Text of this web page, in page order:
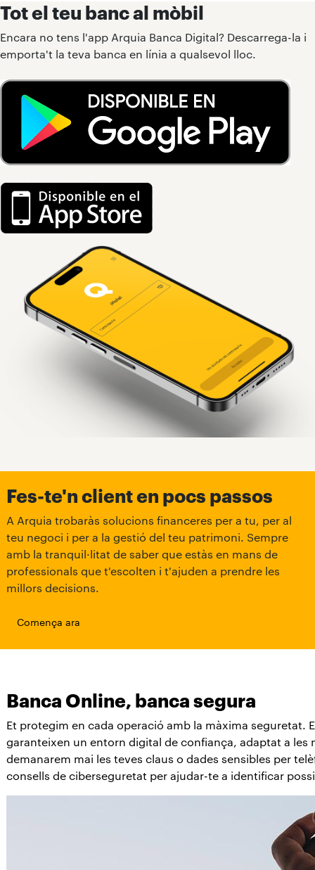
Tot el teu banc al mòbil
Encara no tens l'app Arquia Banca Digital? Descarrega-la i
emporta't la teva banca en línia a qualsevol lloc.
Fes-te'n client en pocs passos
A Arquia trobaràs solucions financeres per a tu, per al
teu negoci i per a la gestió del teu patrimoni. Sempre
amb la tranquil·litat de saber que estàs en mans de
professionals que t'escolten i t'ajuden a prendre les
millors decisions.
Comença ara
Banca Online, banca segura
Et protegim en cada operació amb la màxima
garanteixen un entorn digital de confiança, adaptat a
demanarem mai les teves claus o dades sensibles per
consells de ciberseguretat per ajudar-te a identificar